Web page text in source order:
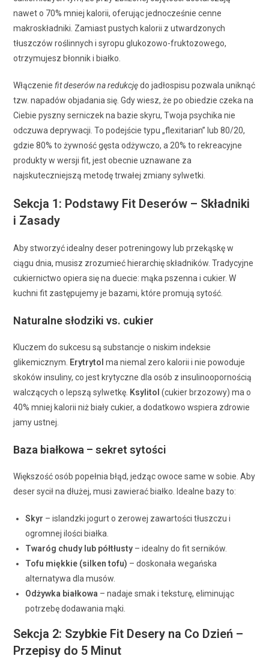
nawet o 70% mniej kalorii, oferując jednocześnie cenne
makroskładniki. Zamiast pustych kalorii z utwardzonych
tłuszczów roślinnych i syropu glukozowo-fruktozowego,
otrzymujesz błonnik i białko.
Włączeniefit deserów na redukcjędo jadłospisu pozwala uniknąć
tzw. napadów objadania się. Gdy wiesz, że po obiedzie czeka na
Ciebie pyszny serniczek na bazie skyru, Twoja psychika nie
odczuwa deprywacji. To podejście typu „flexitarian” lub 80/20,
gdzie 80% to żywność gęsta odżywczo, a 20% to rekreacyjne
produkty w wersji fit, jest obecnie uznawane za
najskuteczniejszą metodę trwałej zmiany sylwetki.
Sekcja 1: Podstawy Fit Deserów – Składniki
i Zasady
Aby stworzyć idealny deser potreningowy lub przekąskę w
ciągu dnia, musisz zrozumieć hierarchię składników. Tradycyjne
cukiernictwo opiera się na duecie: mąka pszenna i cukier. W
kuchni fit zastępujemy je bazami, które promują sytość.
Naturalne słodziki vs. cukier
Kluczem do sukcesu są substancje o niskim indeksie
glikemicznym. Erytrytol ma niemal zero kalorii i nie powoduje
skoków insuliny, co jest krytyczne dla osób z insulinoopornością
walczących o lepszą sylwetkę. Ksylitol (cukier brzozowy) ma o
40% mniej kalorii niż biały cukier, a dodatkowo wspiera zdrowie
jamy ustnej.
Baza białkowa – sekret sytości
Większość osób popełnia błąd, jedząc owoce same w sobie. Aby
deser sycił na dłużej, musi zawierać białko. Idealne bazy to:
Skyr – islandzki jogurt o zerowej zawartości tłuszczu i
ogromnej ilości białka.
Twaróg chudy lub półtłusty – idealny do fit serników.
Tofu miękkie (silken tofu) – doskonała wegańska
alternatywa dla musów.
Odżywka białkowa – nadaje smak i teksturę, eliminując
potrzebę dodawania mąki.
Sekcja 2: Szybkie Fit Desery na Co Dzień –
Przepisy do 5 Minut